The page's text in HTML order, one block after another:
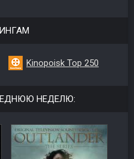
Kinopoisk Top 250
НЕДЕЛЮ: